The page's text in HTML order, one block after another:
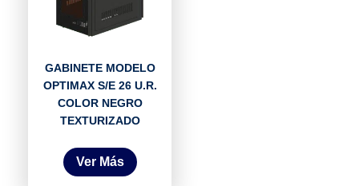
GABINETE MODELO
OPTIMAX S/E 26 U.R.
COLOR NEGRO
TEXTURIZADO
Ver Más